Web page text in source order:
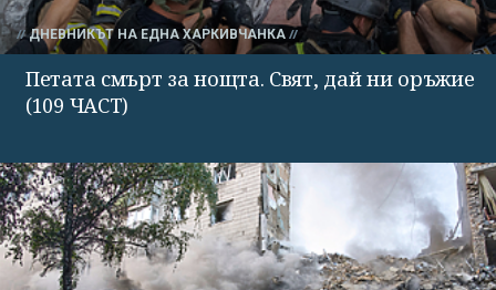
ДНЕВНИКЪТ НА ЕДНА ХАРКИВЧАНКА
Петата смърт за нощта. Свят, дай ни оръжие
(109 ЧАСТ)